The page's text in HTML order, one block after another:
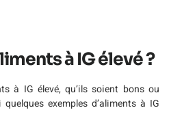
à IG élevé ?
à IG élevé, qu’ils soient bons ou
exemples d’aliments à IG